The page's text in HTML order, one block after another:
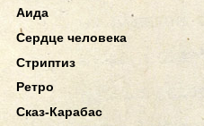
Аида
Сердце человека
Стриптиз
Ретро
Сказ-Карабас